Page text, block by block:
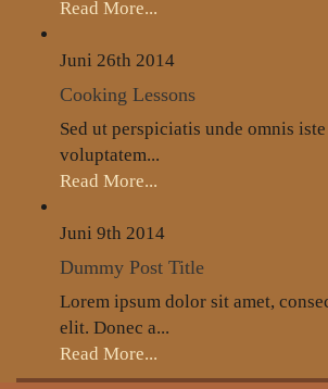
Read More...
Juni 26th 2014
Cooking Lessons
Sed ut perspiciatis unde omnis
voluptatem...
Read More...
Juni 9th 2014
Dummy Post Title
Lorem ipsum dolor sit amet,
elit. Donec a...
Read More...